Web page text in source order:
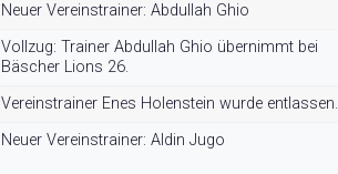
Neuer Vereinstrainer: Abdullah Ghio
Vollzug: Trainer Abdullah Ghio übernimmt bei
Bäscher Lions 26.
Vereinstrainer Enes Holenstein wurde entlassen.
Neuer Vereinstrainer: Aldin Jugo